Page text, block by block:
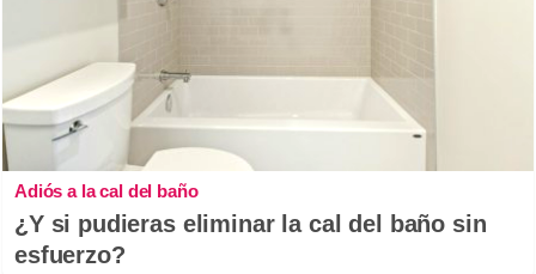
Adiós a la cal del baño
¿Y si pudieras eliminar la cal del baño sin
esfuerzo?